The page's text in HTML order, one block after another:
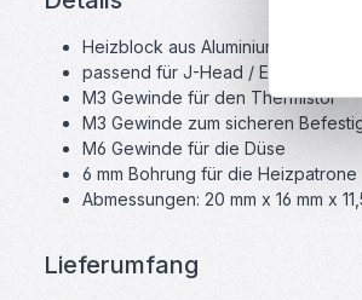
Heizblock aus Aluminium
passend für J-Head / E3D V6 Hot
M3 Gewinde für den Thermistor
M3 Gewinde zum sicheren
M6 Gewinde für die Düse
6 mm Bohrung für die Heizpatrone
Abmessungen: 20 mm x 16 mm x
Lieferumfang